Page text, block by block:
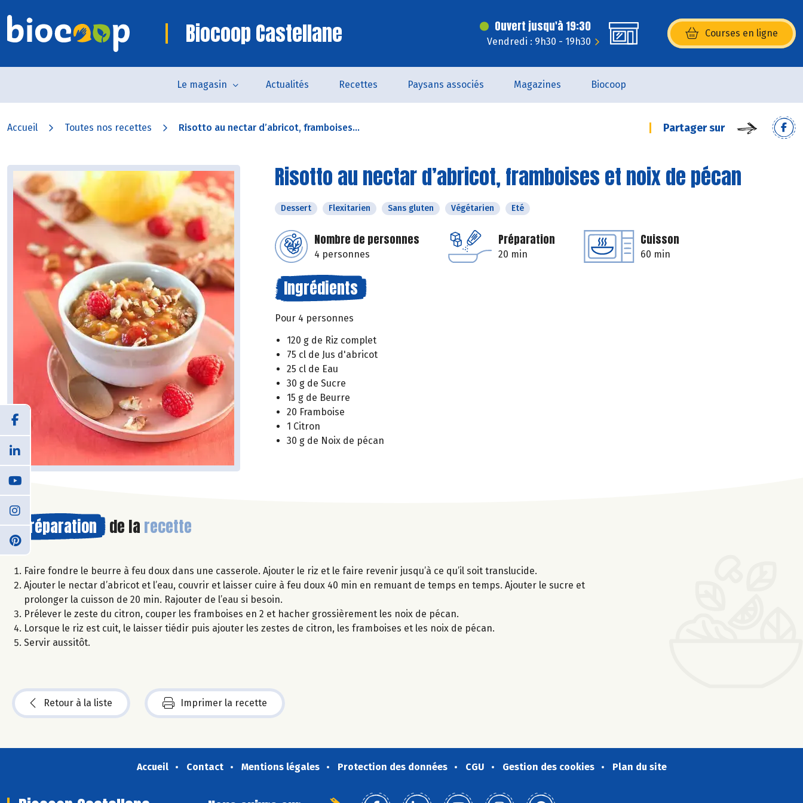
Biocoop Castellane Ouvert jusqu'à 19:30
Vendredi : 9h30 - 19h30
Courses en ligne
(s’ouvre dans une nouvelle
Le magasin Actualités Recettes Paysans associés Magazines Biocoop
Accueil Toutes nos recettes Risotto au nectar d’abricot, framboises... Partager sur
Risotto au nectar d’abricot, framboises et noix de pécan
Dessert Flexitarien Sans gluten Végétarien Eté
Nombre de personnes
4 personnes
Préparation
20 min
Cuisson
60 min
Ingrédients
Pour 4 personnes
120 g de Riz complet
75 cl de Jus d'abricot
25 cl de Eau
30 g de Sucre
15 g de Beurre
20 Framboise
1 Citron
30 g de Noix de pécan
Préparation de la recette
Faire fondre le beurre à feu doux dans une casserole. Ajouter le riz et le faire revenir jusqu’à ce qu’il soit translucide.
Ajouter le nectar d’abricot et l’eau, couvrir et laisser cuire à feu doux 40 min en remuant de temps en temps. Ajouter le sucre et
prolonger la cuisson de 20 min. Rajouter de l’eau si besoin.
Prélever le zeste du citron, couper les framboises en 2 et hacher grossièrement les noix de pécan.
Lorsque le riz est cuit, le laisser tiédir puis ajouter les zestes de citron, les framboises et les noix de pécan.
Servir aussitôt.
Retour à la liste Imprimer la recette
Accueil Contact Mentions légales Protection des données CGU Gestion des cookies Plan du site